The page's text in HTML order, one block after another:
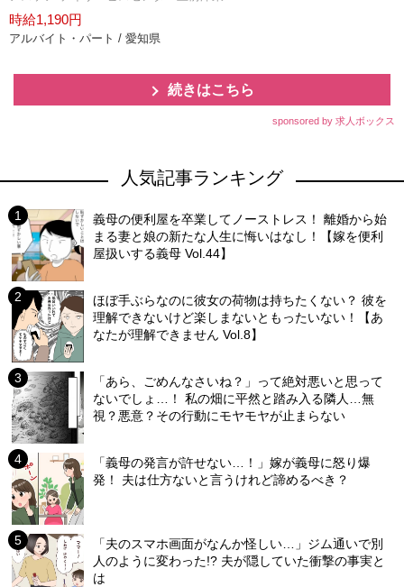
時給1,190円
アルバイト・パート / 愛知県
続きはこちら
sponsored by 求人ボックス
人気記事ランキング
義母の便利屋を卒業してノーストレス！ 離婚から始
まる妻と娘の新たな人生に悔いはなし！【嫁を便利
屋扱いする義母 Vol.44】
ほぼ手ぶらなのに彼女の荷物は持ちたくない？ 彼を
理解できないけど楽しまないともったいない！【あ
なたが理解できません Vol.8】
「あら、ごめんなさいね？」って絶対悪いと思って
ないでしょ…！ 私の畑に平然と踏み入る隣人…無
視？悪意？その行動にモヤモヤが止まらない
「義母の発言が許せない…！」嫁が義母に怒り爆
発！ 夫は仕方ないと言うけれど諦めるべき？
「夫のスマホ画面がなんか怪しい…」ジム通いで別
人のように変わった!? 夫が隠していた衝撃の事実と
は